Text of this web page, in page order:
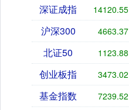
深证成指 14120.55
沪深300 4663.37
北证50 1123.88
创业板指 3473.02
基金指数 7239.52